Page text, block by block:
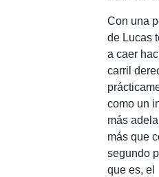
Con una
de Lucas
a caer
carril
como un
más
más que
segundo
que es, el